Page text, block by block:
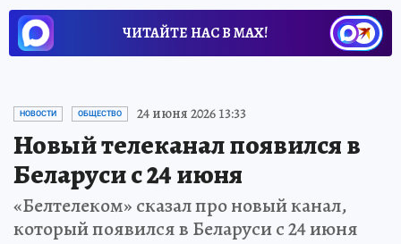
ЧИТАЙТЕ НАС В МАХ!
НОВОСТИ ОБЩЕСТВО 24 июня 2026 13:33
Новый телеканал появился в
Беларуси с 24 июня
«Белтелеком» сказал про новый канал,
который появился в Беларуси с 24 июня